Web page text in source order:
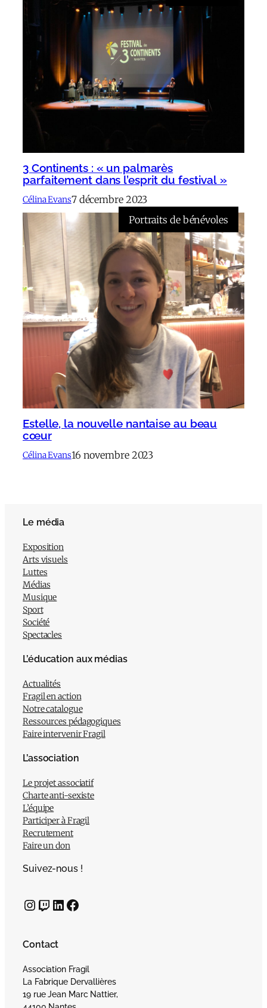
3 Continents : « un palmarès
parfaitement dans l’esprit du festival »
Célina Evans7 décembre 2023
Portraits de bénévoles
Estelle, la nouvelle nantaise au beau
cœur
Célina Evans16 novembre 2023
Le média
Exposition
Arts visuels
Luttes
Médias
Musique
Sport
Société
Spectacles
L’éducation aux médias
Actualités
Fragil en action
Notre catalogue
Ressources pédagogiques
Faire intervenir Fragil
L’association
Le projet associatif
Charte anti-sexiste
L’équipe
Participer à Fragil
Recrutement
Faire un don
Suivez-nous !
InstagramTwitch LinkedIn Facebook
Contact
Association Fragil
La Fabrique Dervallières
19 rue Jean Marc Nattier,